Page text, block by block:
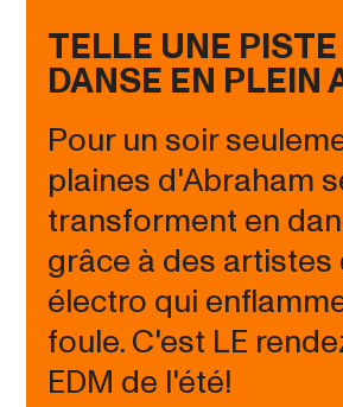
TELLE UNE PISTE
DANSE EN PLEIN
Pour un soir
plaines d'Abraham
transforment en
grâce à des artistes
électro qui
foule. C'est LE
EDM de l'été!